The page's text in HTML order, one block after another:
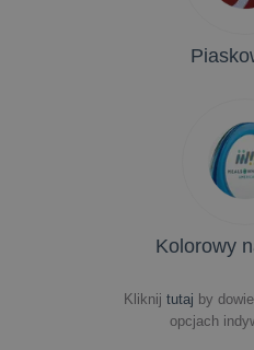
Kolorowy
Kliknij tutaj by
opcjach